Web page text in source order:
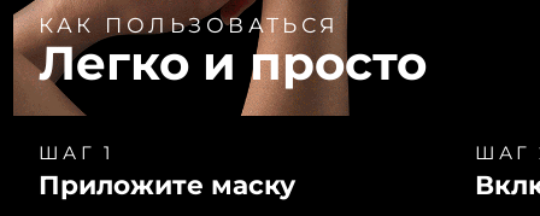
КАК ПОЛЬЗОВАТЬСЯ
Легко и просто
ШАГ 1
Приложите маску
ШАГ